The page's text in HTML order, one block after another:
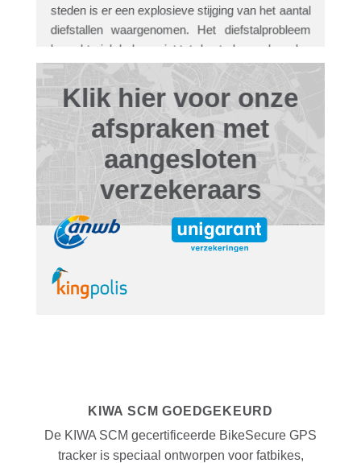
steden is er een explosieve stijging van het aantal
diefstallen waargenomen. Het diefstalprobleem
beperkt zich helaas niet tot de steden en kan dus
REEDS 10 JAAR OP DE
MARKT
Inmiddels zijn wij al meer dan 10 jaar op de markt
met gecertificeerde GPS trackers voor
(gemotoriseerde) tweewielers. Tot op heden zijn
wij nog altijd in staat geweest ruim 95% van de
gestolen voertuigen terug te vinden.
Klik hier voor onze
afspraken met
aangesloten
verzekeraars
KIWA SCM GOEDGEKEURD
De KIWA SCM gecertificeerde BikeSecure GPS
tracker is speciaal ontworpen voor fatbikes,